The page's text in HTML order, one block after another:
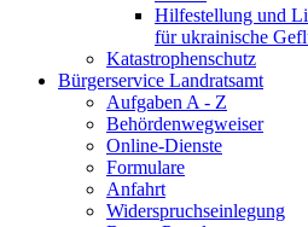
Hilfestellung und
für ukrainische
Katastrophenschutz
Bürgerservice Landratsamt
Aufgaben A - Z
Behördenwegweiser
Online-Dienste
Formulare
Anfahrt
Widerspruchseinlegung